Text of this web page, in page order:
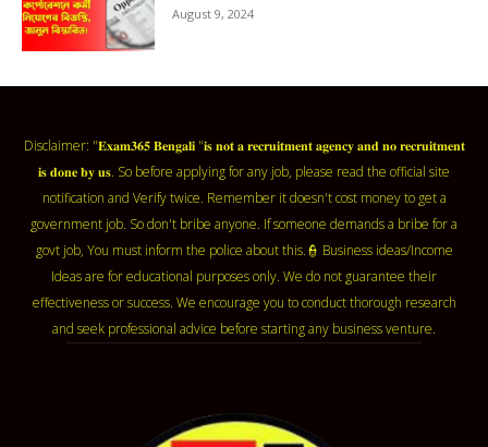
August 9, 2024
Disclaimer: "𝐄𝐱𝐚𝐦𝟑𝟔𝟓 𝐁𝐞𝐧𝐠𝐚𝐥𝐢 "𝐢𝐬 𝐧𝐨𝐭 𝐚 𝐫𝐞𝐜𝐫𝐮𝐢𝐭𝐦𝐞𝐧𝐭 𝐚𝐠𝐞𝐧𝐜𝐲 𝐚𝐧𝐝 𝐧𝐨 𝐫𝐞𝐜𝐫𝐮𝐢𝐭𝐦𝐞𝐧𝐭
𝐢𝐬 𝐝𝐨𝐧𝐞 𝐛𝐲 𝐮𝐬. So before applying for any job, please read the official site
notification and Verify twice. Remember it doesn't cost money to get a
government job. So don't bribe anyone. If someone demands a bribe for a
govt job, You must inform the police about this.👮 Business ideas/Income
Ideas are for educational purposes only. We do not guarantee their
effectiveness or success. We encourage you to conduct thorough research
and seek professional advice before starting any business venture.